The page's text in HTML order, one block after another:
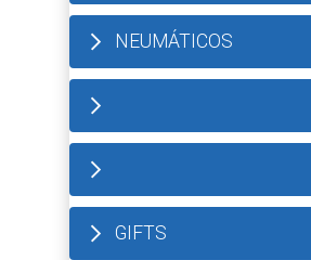
NEUMÁTICOS
GIFTS